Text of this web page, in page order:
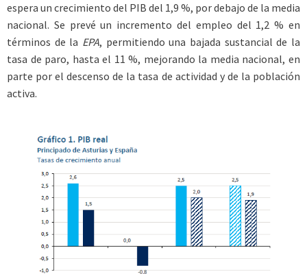
espera un crecimiento del PIB del 1,9 %, por debajo de la media
nacional. Se prevé un incremento del empleo del 1,2 % en
términos de la EPA, permitiendo una bajada sustancial de la
tasa de paro, hasta el 11 %, mejorando la media nacional, en
parte por el descenso de la tasa de actividad y de la población
activa.